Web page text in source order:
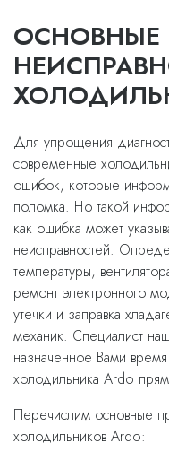
ОСНОВНЫЕ
Для упрощения
современные
ошибок, которые
поломка. Но такой
как ошибка может
неисправностей.
температуры,
ремонт электронного
утечки и заправка
механик. Специалист
назначенное Вами
холодильника Ardo
Перечислим основные
холодильников Ardo: